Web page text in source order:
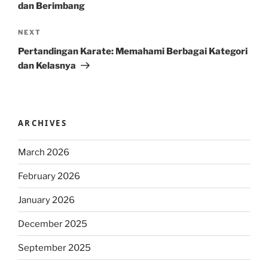
dan Berimbang
Next
Post
NEXT
Pertandingan Karate: Memahami Berbagai Kategori
dan Kelasnya
ARCHIVES
March 2026
February 2026
January 2026
December 2025
September 2025